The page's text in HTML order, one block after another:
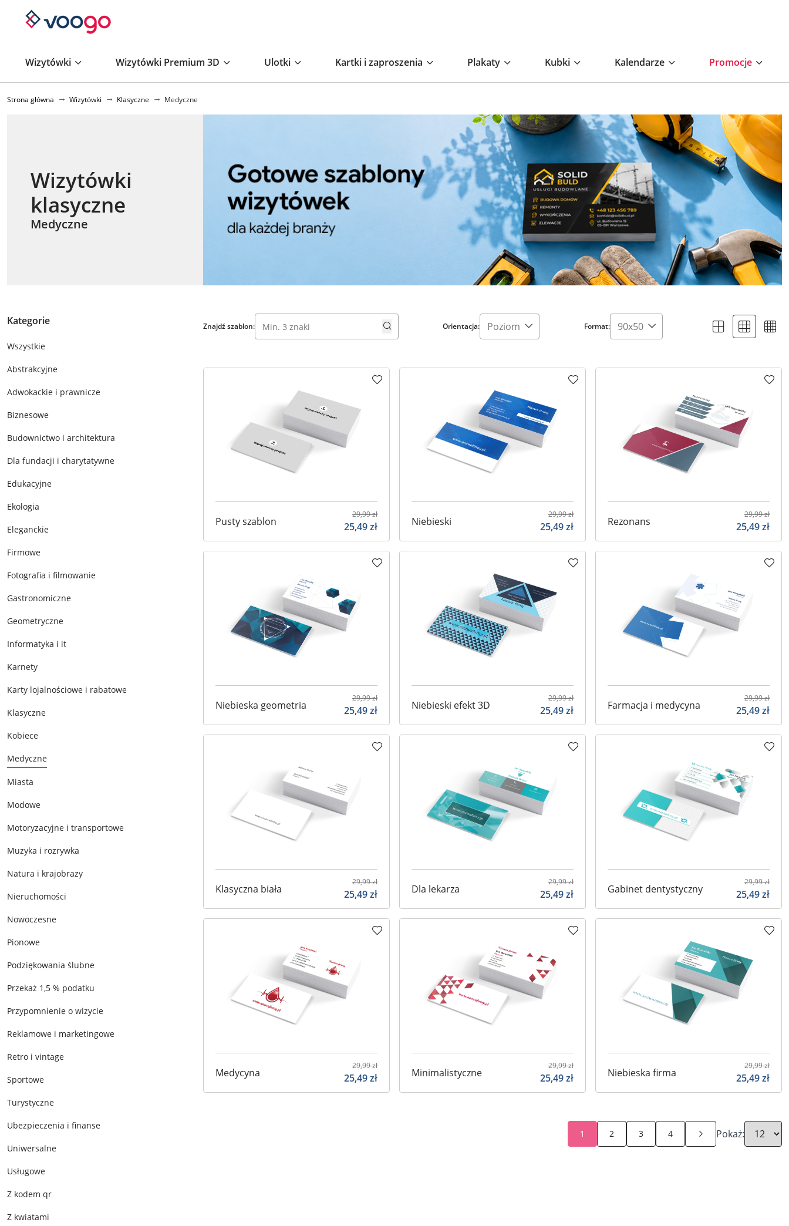
Wizytówki Wizytówki Premium 3D Ulotki Kartki i zaproszenia Plakaty Kubki Kalendarze Promocje
Strona główna Wizytówki Klasyczne Medyczne
Wizytówki
klasyczne
Medyczne
Kategorie
Wszystkie
Abstrakcyjne
Adwokackie i prawnicze
Biznesowe
Budownictwo i architektura
Dla fundacji i charytatywne
Edukacyjne
Ekologia
Eleganckie
Firmowe
Fotografia i filmowanie
Gastronomiczne
Geometryczne
Informatyka i it
Karnety
Karty lojalnościowe i rabatowe
Klasyczne
Kobiece
Medyczne
Miasta
Modowe
Motoryzacyjne i transportowe
Muzyka i rozrywka
Natura i krajobrazy
Nieruchomości
Nowoczesne
Pionowe
Podziękowania ślubne
Przekaż 1,5 % podatku
Przypomnienie o wizycie
Reklamowe i marketingowe
Retro i vintage
Sportowe
Turystyczne
Ubezpieczenia i finanse
Uniwersalne
Usługowe
Z kodem qr
Z kwiatami
Znajdź szablon: Orientacja: Format:
Pusty szablon
29,99zł
25,49zł Niebieski
29,99zł
25,49zł Rezonans
29,99zł
25,49zł
Niebieska geometria
29,99zł
25,49zł Niebieski efekt 3D
29,99zł
25,49zł Farmacja i medycyna
29,99zł
25,49zł
Klasyczna biała
29,99zł
25,49zł Dla lekarza
29,99zł
25,49zł Gabinet dentystyczny
29,99zł
25,49zł
Medycyna
29,99zł
25,49zł Minimalistyczne
29,99zł
25,49zł Niebieska firma
29,99zł
25,49zł
1 2 3 4 Pokaż: